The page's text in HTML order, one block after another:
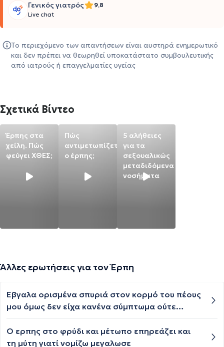
Γενικός γιατρός
9,8
Live chat
Το περιεχόμενο των απαντήσεων είναι αυστηρά ενημερωτικό
και δεν πρέπει να θεωρηθεί υποκατάστατο συμβουλευτικής
από ιατρούς ή επαγγελματίες υγείας
Σχετικά Βίντεο
Έρπης στα
χείλη. Πώς
φεύγει ΧΘΕΣ;
Πώς
αντιμετωπίζεται
ο έρπης;
5 αλήθειες
για τα
σεξουαλικώς
μεταδιδόμενα
νοσήματα
Άλλες ερωτήσεις για τον Έρπη
Έβγαλα ορισμένα σπυριά στον κορμό του πέους
μου όμως δεν είχα κανένα σύμπτωμα ούτε
6 μέρες και μου άφησε σημάδια σαν έγκαυμα
,δεν ξέρω τη είναι και ανησυχώ, ευχαριστώ πολύ
Ο ερπης στο φρύδι και μέτωπο επηρεάζει και
τη μύτη γιατί νομίζω μεγαλωσε